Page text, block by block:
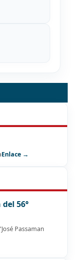
Enlace →
56°
Passaman